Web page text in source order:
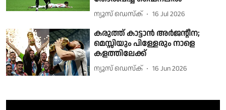
ന്യൂസ് ഡെസ്ക് 16 Jul 2026
കരുത്ത് കാട്ടാൻ അർജൻ്റീന;
മെസ്സിയും പിള്ളേരും നാളെ
കളത്തിലേക്ക്
ന്യൂസ് ഡെസ്ക് 16 Jun 2026